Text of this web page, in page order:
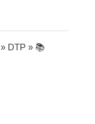
» DTP » 📚